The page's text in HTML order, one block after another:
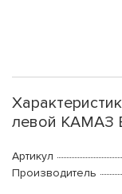
левой КАМАЗ
Артикул
Производитель